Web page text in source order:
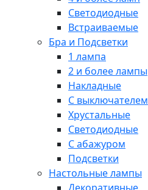
Светодиодные
Встраиваемые
Бра и Подсветки
1 лампа
2 и более лампы
Накладные
С выключателем
Хрустальные
Светодиодные
С абажуром
Подсветки
Настольные лампы